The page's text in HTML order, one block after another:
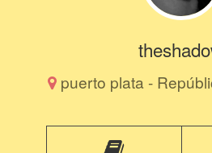
puerto plata -